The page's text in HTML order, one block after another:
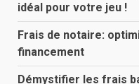
idéal pour votre jeu !
Frais de notaire:
financement
Démystifier les frais